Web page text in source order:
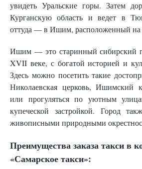
увидеть Уральские горы. Затем
Курганскую область и ведет в
оттуда — в Ишим, расположенный на
Ишим — это старинный сибирский
XVII веке, с богатой историей и
Здесь можно посетить такие
Николаевская церковь, Ишимский
или прогуляться по уютным
купеческой застройкой. Город
живописными природными
Преимущества заказа такси в
«Самарское такси»: